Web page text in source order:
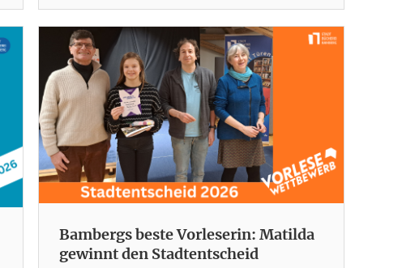
Bambergs beste Vorleserin: Matilda
gewinnt den Stadtentscheid